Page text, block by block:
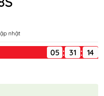
nhật
05 : :